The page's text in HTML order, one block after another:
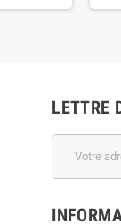
LETTRE